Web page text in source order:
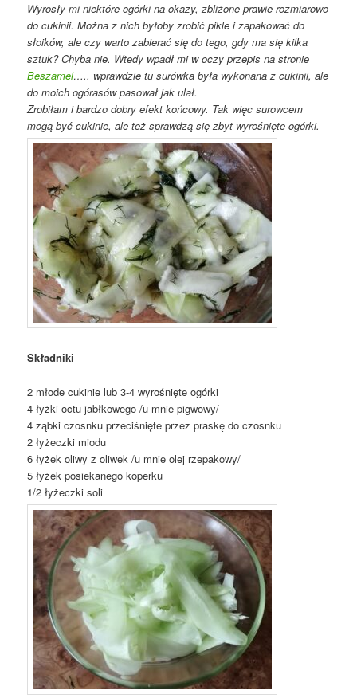
Wyrosły mi niektóre ogórki na okazy, zbliżone prawie rozmiarowo
do cukinii. Można z nich byłoby zrobić pikle i zapakować do
słoików, ale czy warto zabierać się do tego, gdy ma się kilka
sztuk? Chyba nie. Wtedy wpadł mi w oczy przepis na stronie
Beszamel….. wprawdzie tu surówka była wykonana z cukinii, ale
do moich ogórasów pasował jak ulał.
Zrobiłam i bardzo dobry efekt końcowy. Tak więc surowcem
mogą być cukinie, ale też sprawdzą się zbyt wyrośnięte ogórki.
Składniki
2 młode cukinie lub 3-4 wyrośnięte ogórki
4 łyżki octu jabłkowego /u mnie pigwowy/
4 ząbki czosnku przeciśnięte przez praskę do czosnku
2 łyżeczki miodu
6 łyżek oliwy z oliwek /u mnie olej rzepakowy/
5 łyżek posiekanego koperku
1/2 łyżeczki soli